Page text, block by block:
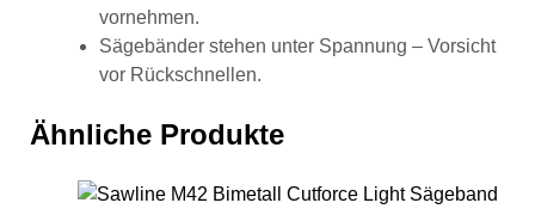
vornehmen.
Sägebänder stehen unter Spannung – Vorsicht
vor Rückschnellen.
Ähnliche Produkte